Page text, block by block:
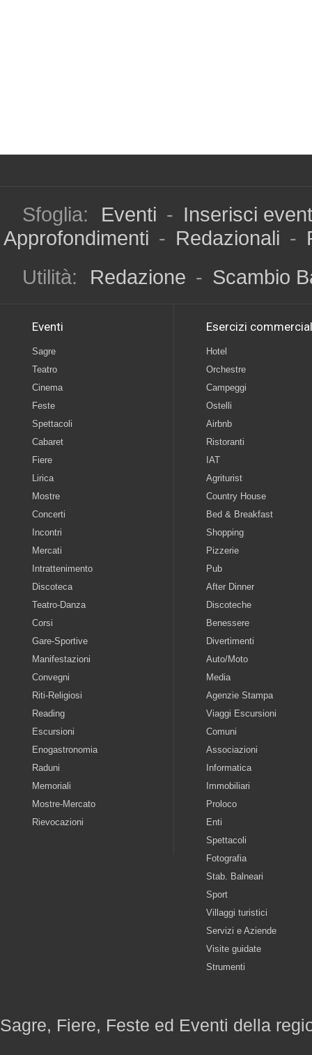
Sfoglia: Eventi - Inserisci
Approfondimenti - Redazionali -
Utilità:
Redazione - Scambio
Eventi
Sagre
Teatro
Cinema
Feste
Spettacoli
Cabaret
Fiere
Lirica
Mostre
Concerti
Incontri
Mercati
Intrattenimento
Discoteca
Teatro-Danza
Corsi
Gare-Sportive
Manifestazioni
Convegni
Riti-Religiosi
Reading
Escursioni
Enogastronomia
Raduni
Memoriali
Mostre-Mercato
Rievocazioni
Esercizi
Hotel
Orchestre
Campeggi
Ostelli
Airbnb
Ristoranti
IAT
Agriturist
Country House
Bed & Breakfast
Shopping
Pizzerie
Pub
After Dinner
Discoteche
Benessere
Divertimenti
Auto/Moto
Media
Agenzie Stampa
Viaggi Escursioni
Comuni
Associazioni
Informatica
Immobiliari
Proloco
Enti
Spettacoli
Fotografia
Stab. Balneari
Sport
Villaggi turistici
Servizi e Aziende
Visite guidate
Strumenti
Sagre, Fiere, Feste ed Eventi della